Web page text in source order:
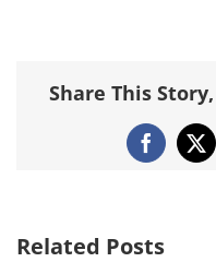
Share This
Facebook
X
Related Posts